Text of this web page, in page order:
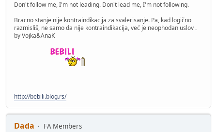
Don't follow me, I'm not leading. Don't lead me, I'm not following.
Bracno stanje nije kontraindikacija za svalerisanje. Pa, kad logično
razmisliš, ne samo da nije kontraindikacija, već je neophodan uslov .
by Vojka&AnaK
http://bebili.blog.rs/
Dada
FA Members